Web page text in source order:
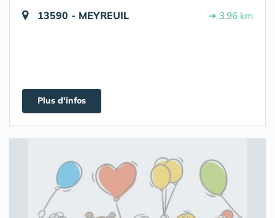
13590 - MEYREUIL ➔ 3.96 km
Plus d'infos